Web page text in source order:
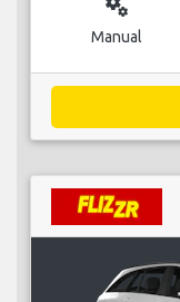
miscellaneous_services
Manual